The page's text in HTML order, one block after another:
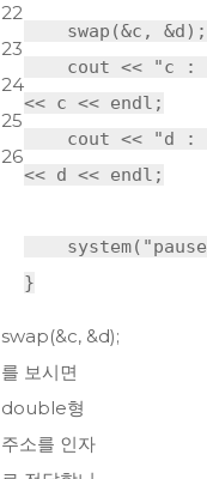
22
23
24
25
26
swap(&c, &d);
cout <<
"c :
<< c << endl;
cout <<
"d :
<< d << endl;
system(
}
swap(&c, &d);
를 보시면
double형
주소를 인자